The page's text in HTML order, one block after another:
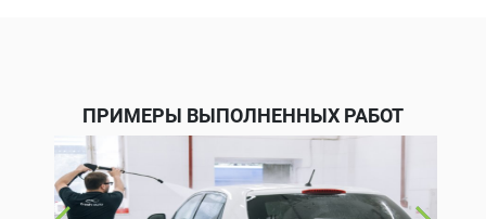
ПРИМЕРЫ ВЫПОЛНЕННЫХ РАБОТ